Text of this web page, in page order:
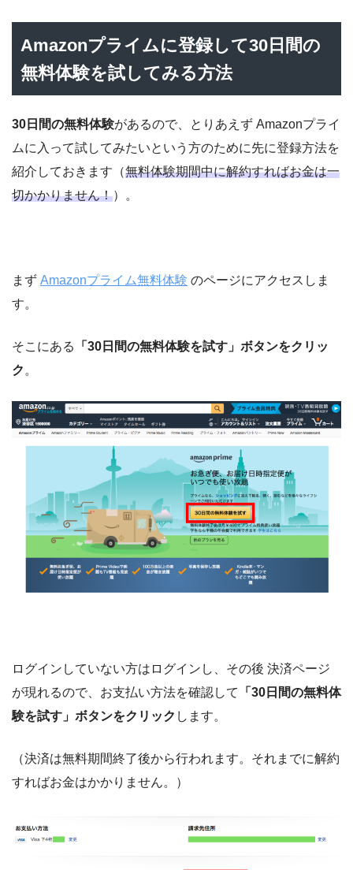
Amazonプライムに登録して30日間の
無料体験を試してみる方法
30日間の無料体験があるので、とりあえず Amazonプライ
ムに入って試してみたいという方のために先に登録方法を
紹介しておきます（無料体験期間中に解約すればお金は一
切かかりません！）。
まず Amazonプライム無料体験 のページにアクセスしま
す。
そこにある
「30日間の無料体験を試す」ボタンをクリッ
ク 。
ログインしていない方はログインし、その後 決済ページ
が現れるので、お支払い方法を確認して
「30日間の無料体
験を試す」ボタンをクリック します。
（決済は無料期間終了後から行われます。それまでに解約
すればお金はかかりません。）